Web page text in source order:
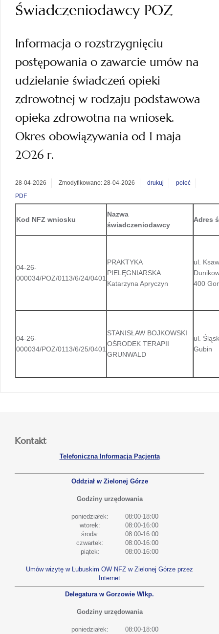
Świadczeniodawcy POZ
Informacja o rozstrzygnięciu
postępowania o zawarcie umów na
udzielanie świadczeń opieki
zdrowotnej w rodzaju podstawowa
opieka zdrowotna na wniosek.
Okres obowiązywania od 1 maja
2026 r.
28-04-2026 Zmodyfikowano: 28-04-2026 drukuj
poleć
PDF
Kod NFZ wniosku
Nazwa
świadczeniodawcy
Adres
04-26-
000034/POZ/0113/6/24/0401
PRAKTYKA
PIELĘGNIARSKA
Katarzyna Apryczyn
ul.
400
04-26-
000034/POZ/0113/6/25/0401
STANISŁAW BOJKOWSKI
OŚRODEK TERAPII
GRUNWALD
ul.
Gubin
Kontakt
Telefoniczna Informacja Pacjenta
Oddział w Zielonej Górze
Godziny urzędowania
poniedziałek:
08:00-18:00
wtorek:
08:00-16:00
środa:
08:00-16:00
czwartek:
08:00-16:00
piątek:
08:00-16:00
Umów wizytę w Lubuskim OW NFZ w Zielonej Górze przez
Internet
Delegatura w Gorzowie Wlkp.
Godziny urzędowania
poniedziałek:
08:00-18:00